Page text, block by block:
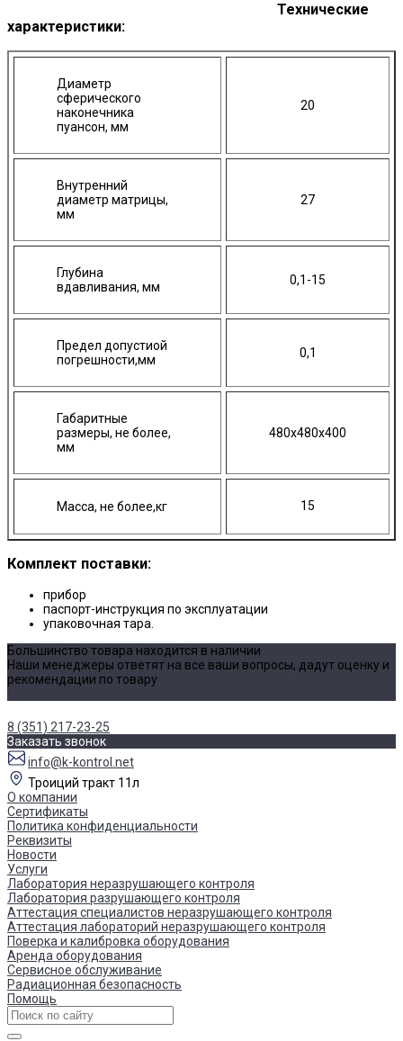
Технические
характеристики:
Диаметр
сферического
наконечника
пуансон, мм
20
Внутренний
диаметр матрицы,
мм
27
Глубина
вдавливания, мм
0,1-15
Предел допустиой
погрешности,мм
0,1
Габаритные
размеры, не более,
мм
480х480х400
Масса, не более,кг 15
Комплект поставки:
прибор
паспорт-инструкция по эксплуатации
упаковочная тара.
Большинство товара находится в наличии
Наши менеджеры ответят на все ваши вопросы, дадут оценку и
рекомендации по товару
8 (351) 217-23-25
Заказать звонок
info@k-kontrol.net
Троиций тракт 11л
О компании
Сертификаты
Политика конфиденциальности
Реквизиты
Новости
Услуги
Лаборатория неразрушающего контроля
Лаборатория разрушающего контроля
Аттестация специалистов неразрушающего контроля
Аттестация лабораторий неразрушающего контроля
Поверка и калибровка оборудования
Аренда оборудования
Сервисное обслуживание
Радиационная безопасность
Помощь